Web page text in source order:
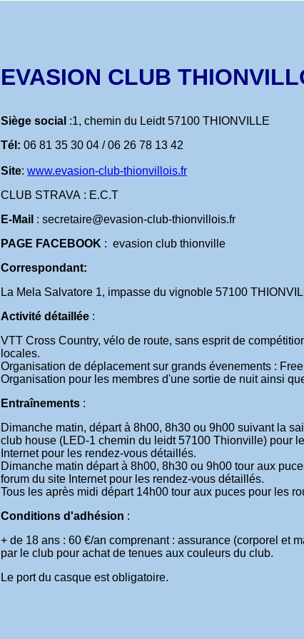
EVASION CLUB
Siège social :1, chemin du Leidt 57100 THIONVILLE
Tél: 06 81 35 30 04 / 06 26 78 13 42
Site: www.evasion-club-thionvillois.fr
CLUB STRAVA : E.C.T
E-Mail : secretaire@evasion-club-thionvillois.fr
PAGE FACEBOOK : evasion club thionville
Correspondant:
La Mela Salvatore 1, impasse du vignoble 57100
Activité détaillée :
VTT Cross Country, vélo de route, sans esprit de
locales.
Organisation de déplacement sur grands évenements :
Organisation pour les membres d'une sortie de nuit ainsi
Entraînements :
Dimanche matin, départ à 8h00, 8h30 ou 9h00 suivant la
club house (LED-1 chemin du leidt 57100 Thionville) pour
Internet pour les rendez-vous détaillés.
Dimanche matin départ à 8h00, 8h30 ou 9h00 tour aux
forum du site Internet pour les rendez-vous détaillés.
Tous les après midi départ 14h00 tour aux puces pour les
Conditions d'adhésion :
+ de 18 ans : 60 €/an comprenant : assurance (corporel et
par le club pour achat de tenues aux couleurs du club.
Le port du casque est obligatoire.